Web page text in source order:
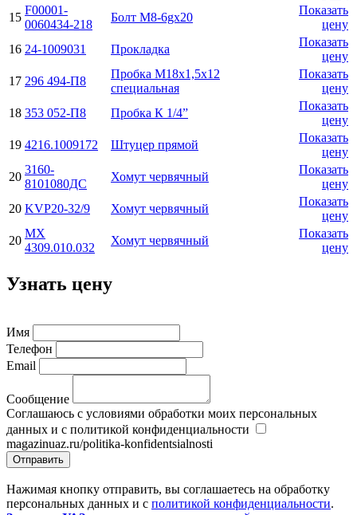
15
F00001-
0060434-218
Болт М8-6gx20
Показать
цену
16 24-1009031 Прокладка
Показать
цену
17 296 494-П8
Пробка М18х1,5х12
специальная
Показать
цену
18 353 052-П8 Пробка К 1/4”
Показать
цену
19 4216.1009172 Штуцер прямой
Показать
цену
20
3160-
8101080ДС
Хомут червячный
Показать
цену
20 KVP20-32/9 Хомут червячный
Показать
цену
20
МХ
4309.010.032
Хомут червячный
Показать
цену
Узнать цену
Имя
Телефон
Email
Сообщение
Соглашаюсь с условиями обработки моих персональных
данных и с политикой конфиденциальности
magazinuaz.ru/politika-konfidentsialnosti
Отправить
Нажимая кнопку отправить, вы соглашаетесь на обработку
персональных данных и с политикой конфиденциальности.